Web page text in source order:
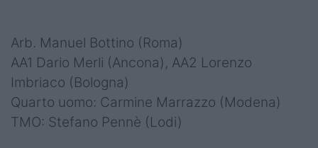
Arb. Manuel Bottino (Roma)
AA1 Dario Merli (Ancona), AA2 Lorenzo
Imbriaco (Bologna)
Quarto uomo: Carmine Marrazzo (Modena)
TMO: Stefano Pennè (Lodi)